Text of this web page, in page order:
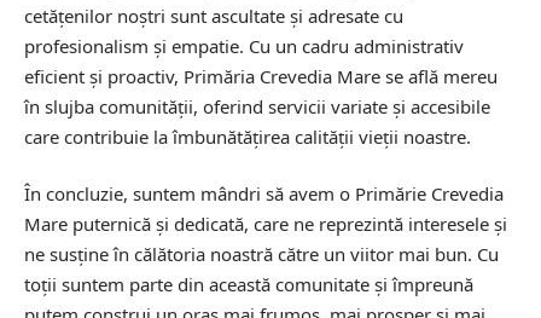
cetățenilor noștri sunt ascultate și adresate cu
profesionalism și empatie. Cu un cadru administrativ
eficient și proactiv, Primăria Crevedia Mare se află mereu
în slujba comunității, oferind servicii variate și accesibile
care contribuie la îmbunătățirea calității vieții noastre.
În concluzie, suntem mândri să avem o Primărie Crevedia
Mare puternică și dedicată, care ne reprezintă interesele și
ne susține în călătoria noastră către un viitor mai bun. Cu
toții suntem parte din această comunitate și împreună